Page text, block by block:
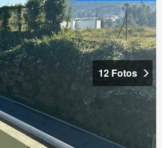
12 Fotos